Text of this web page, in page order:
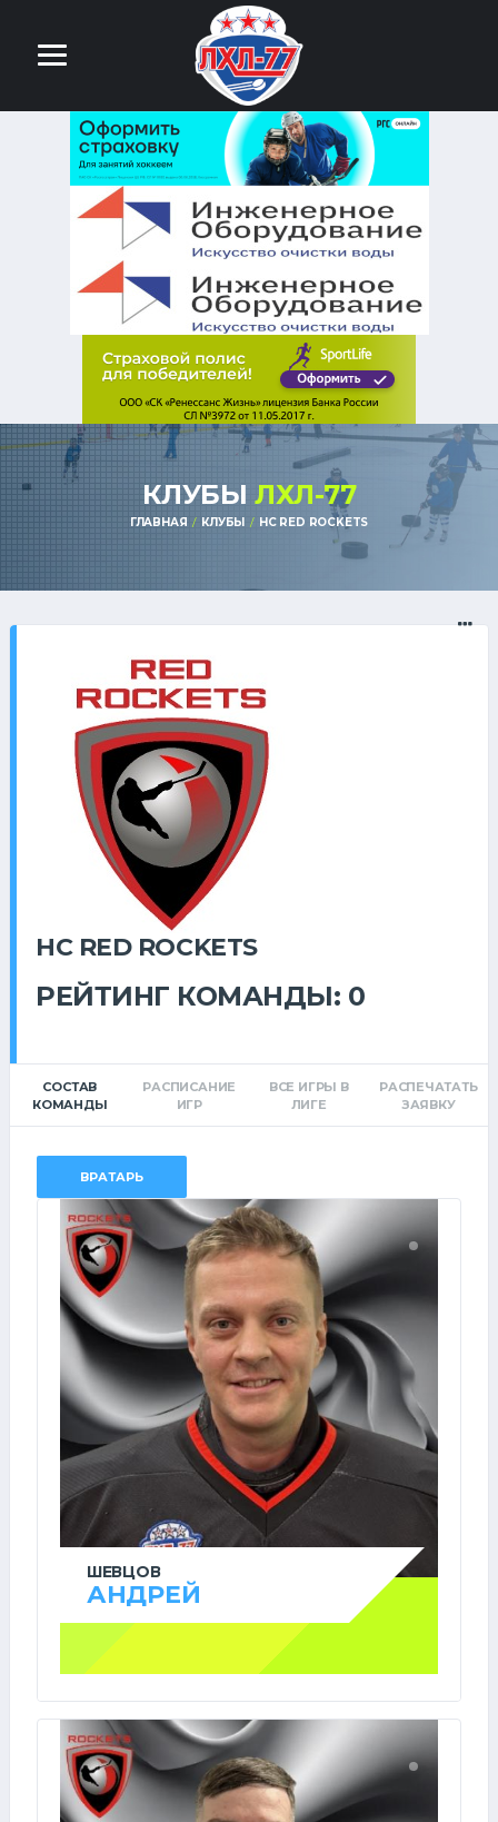
КЛУБЫ ЛХЛ-77
ГЛАВНАЯ КЛУБЫ HC RED ROCKETS
HC RED ROCKETS
РЕЙТИНГ КОМАНДЫ: 0
СОСТАВ
КОМАНДЫ
РАСПИСАНИЕ
ИГР
ВСЕ ИГРЫ В
ЛИГЕ
РАСПЕЧАТАТЬ
ЗАЯВКУ
ВРАТАРЬ
ШЕВЦОВ
АНДРЕЙ